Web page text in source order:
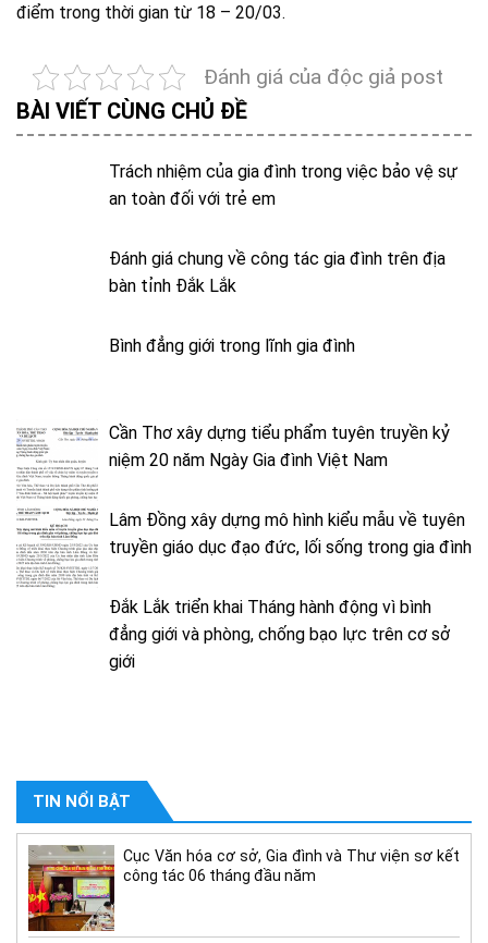
điểm trong thời gian từ 18 – 20/03.
Đánh giá của độc giả post
BÀI VIẾT CÙNG CHỦ ĐỀ
Trách nhiệm của gia đình trong việc bảo vệ sự
an toàn đối với trẻ em
Đánh giá chung về công tác gia đình trên địa
bàn tỉnh Đắk Lắk
Bình đẳng giới trong lĩnh gia đình
Cần Thơ xây dựng tiểu phẩm tuyên truyền kỷ
niệm 20 năm Ngày Gia đình Việt Nam
Lâm Đồng xây dựng mô hình kiểu mẫu về tuyên
truyền giáo dục đạo đức, lối sống trong gia đình
Đắk Lắk triển khai Tháng hành động vì bình
đẳng giới và phòng, chống bạo lực trên cơ sở
giới
TIN NỔI BẬT
Cục Văn hóa cơ sở, Gia đình và Thư viện sơ kết
công tác 06 tháng đầu năm